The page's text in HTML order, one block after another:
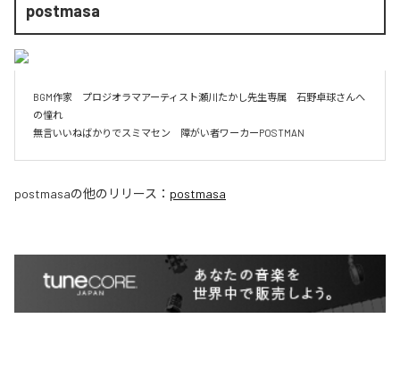
postmasa
BGM作家　プロジオラマアーティスト瀬川たかし先生専属　石野卓球さんへ
の憧れ
無言いいねばかりでスミマセン　障がい者ワーカーPOSTMAN
postmasaの他のリリース： postmasa